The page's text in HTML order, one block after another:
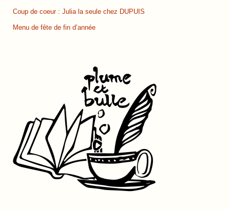
Coup de coeur : Julia la seule chez DUPUIS
Menu de fête de fin d’année